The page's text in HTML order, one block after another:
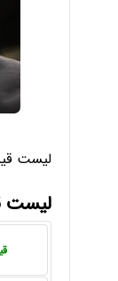
لیست قیمت
لیست